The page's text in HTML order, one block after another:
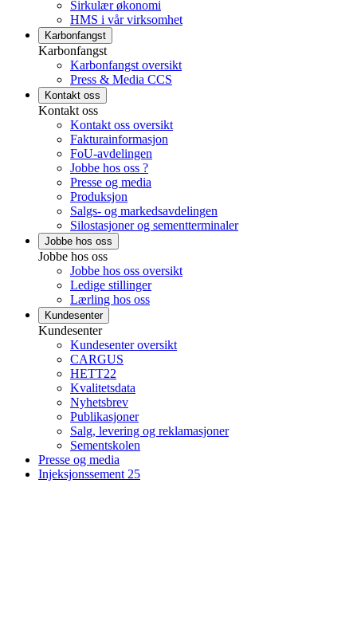
Sirkulær økonomi
HMS i vår virksomhet
Karbonfangst
Karbonfangst
Karbonfangst oversikt
Press & Media CCS
Kontakt oss
Kontakt oss
Kontakt oss oversikt
Fakturainformasjon
FoU-avdelingen
Jobbe hos oss ?
Presse og media
Produksjon
Salgs- og markedsavdelingen
Silostasjoner og sementterminaler
Jobbe hos oss
Jobbe hos oss
Jobbe hos oss oversikt
Ledige stillinger
Lærling hos oss
Kundesenter
Kundesenter
Kundesenter oversikt
CARGUS
HETT22
Kvalitetsdata
Nyhetsbrev
Publikasjoner
Salg, levering og reklamasjoner
Sementskolen
Presse og media
Injeksjonssement 25